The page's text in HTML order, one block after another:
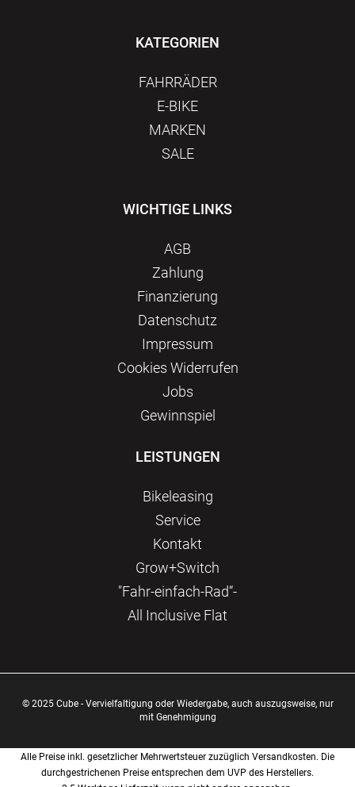
KATEGORIEN
FAHRRÄDER
E-BIKE
MARKEN
SALE
WICHTIGE LINKS
AGB
Zahlung
Finanzierung
Datenschutz
Impressum
Сookies Widerrufen
Jobs
Gewinnspiel
LEISTUNGEN
Bikeleasing
Service
Kontakt
Grow+Switch
"Fahr-einfach-Rad“-
All Inclusive Flat
© 2025 Cube - Vervielfaltigung oder Wiedergabe, auch auszugsweise, nur
mit Genehmigung
Alle Preise inkl. gesetzlicher Mehrwertsteuer zuzüglich Versandkosten. Die
durchgestrichenen Preise entsprechen dem UVP des Herstellers.